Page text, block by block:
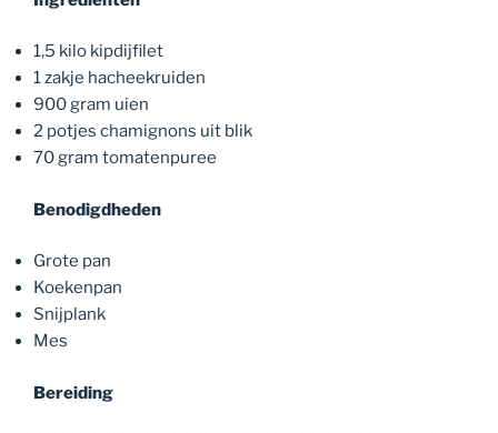
1,5 kilo kipdijfilet
1 zakje hacheekruiden
900 gram uien
2 potjes chamignons uit blik
70 gram tomatenpuree
Benodigdheden
Grote pan
Koekenpan
Snijplank
Mes
Bereiding